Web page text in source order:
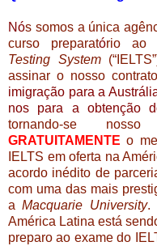
Nós somos a única
curso preparatório ao
Testing System
assinar o nosso
imigração para a
nos para a obtenção
tornando-se
GRATUITAMENTE o
IELTS em oferta na
acordo inédito de
com uma das mais
aMacquarie University.
América Latina está
preparo ao exame do